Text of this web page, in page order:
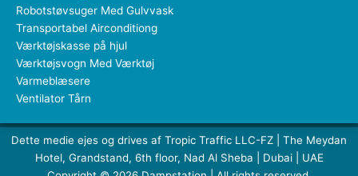
Robotstøvsuger Med Gulvvask
Transportabel Airconditiong
Værktøjskasse på hjul
Værktøjsvogn Med Værktøj
Varmeblæsere
Ventilator Tårn
Dette medie ejes og drives af Tropic Traffic LLC-FZ | The Meydan
Hotel, Grandstand, 6th floor, Nad Al Sheba | Dubai | UAE